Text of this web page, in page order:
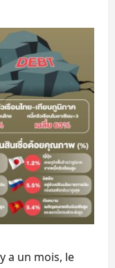
a un mois, le